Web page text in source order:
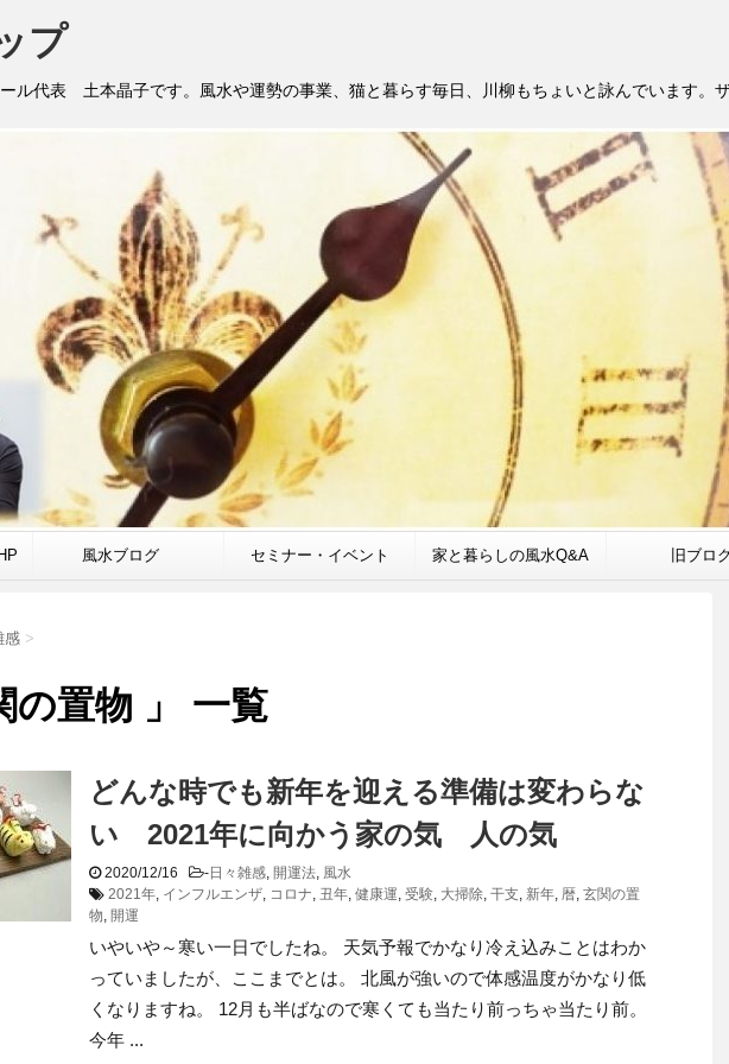
プ
ル代表 土本晶子です。風水や運勢の事業、猫と暮らす毎日、川柳もちょいと詠んでいます。
風水ブログ セミナー・イベント 家と暮らしの風水Q&A 旧ブロ
感 >
の置物 」 一覧
どんな時でも新年を迎える準備は変わらな
い 2021年に向かう家の気 人の気
2020/12/16 -日々雑感, 開運法, 風水
2021年, インフルエンザ, コロナ, 丑年, 健康運, 受験, 大掃除, 干支, 新年, 暦, 玄関の置
物, 開運
いやいや～寒い一日でしたね。 天気予報でかなり冷え込みことはわか
っていましたが、ここまでとは。 北風が強いので体感温度がかなり低
くなりますね。 12月も半ばなので寒くても当たり前っちゃ当たり前。
今年 ...